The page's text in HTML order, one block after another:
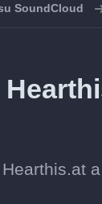
SoundCloud